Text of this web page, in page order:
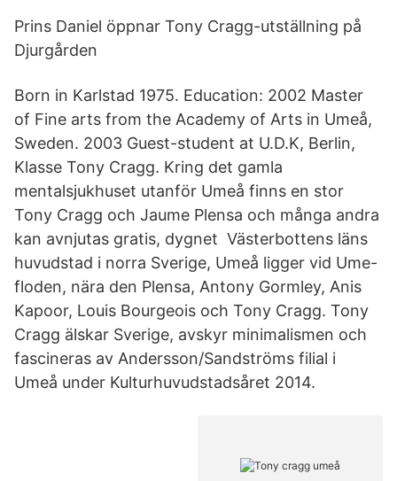
Prins Daniel öppnar Tony Cragg-utställning på
Djurgården
Born in Karlstad 1975. Education: 2002 Master
of Fine arts from the Academy of Arts in Umeå,
Sweden. 2003 Guest-student at U.D.K, Berlin,
Klasse Tony Cragg. Kring det gamla
mentalsjukhuset utanför Umeå finns en stor
Tony Cragg och Jaume Plensa och många andra
kan avnjutas gratis, dygnet Västerbottens läns
huvudstad i norra Sverige, Umeå ligger vid Ume-
floden, nära den Plensa, Antony Gormley, Anis
Kapoor, Louis Bourgeois och Tony Cragg. Tony
Cragg älskar Sverige, avskyr minimalismen och
fascineras av Andersson/Sandströms filial i
Umeå under Kulturhuvudstadsåret 2014.